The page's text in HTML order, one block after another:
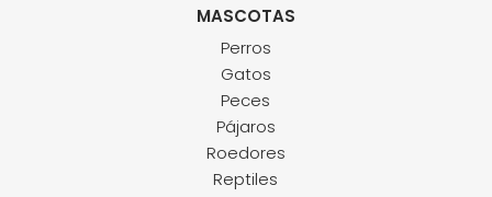
MASCOTAS
Perros
Gatos
Peces
Pájaros
Roedores
Reptiles